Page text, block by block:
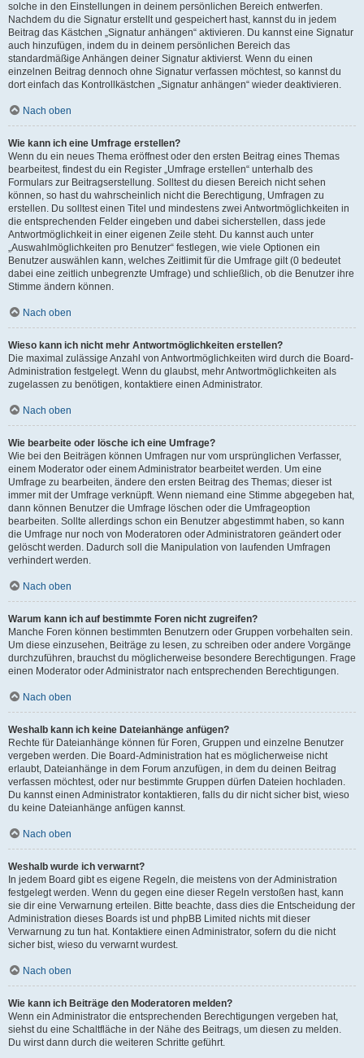
solche in den Einstellungen in deinem persönlichen Bereich entwerfen.
Nachdem du die Signatur erstellt und gespeichert hast, kannst du in jedem
Beitrag das Kästchen „Signatur anhängen“ aktivieren. Du kannst eine Signatur
auch hinzufügen, indem du in deinem persönlichen Bereich das
standardmäßige Anhängen deiner Signatur aktivierst. Wenn du einen
einzelnen Beitrag dennoch ohne Signatur verfassen möchtest, so kannst du
dort einfach das Kontrollkästchen „Signatur anhängen“ wieder deaktivieren.
Nach oben
Wie kann ich eine Umfrage erstellen?
Wenn du ein neues Thema eröffnest oder den ersten Beitrag eines Themas
bearbeitest, findest du ein Register „Umfrage erstellen“ unterhalb des
Formulars zur Beitragserstellung. Solltest du diesen Bereich nicht sehen
können, so hast du wahrscheinlich nicht die Berechtigung, Umfragen zu
erstellen. Du solltest einen Titel und mindestens zwei Antwortmöglichkeiten in
die entsprechenden Felder eingeben und dabei sicherstellen, dass jede
Antwortmöglichkeit in einer eigenen Zeile steht. Du kannst auch unter
„Auswahlmöglichkeiten pro Benutzer“ festlegen, wie viele Optionen ein
Benutzer auswählen kann, welches Zeitlimit für die Umfrage gilt (0 bedeutet
dabei eine zeitlich unbegrenzte Umfrage) und schließlich, ob die Benutzer ihre
Stimme ändern können.
Nach oben
Wieso kann ich nicht mehr Antwortmöglichkeiten erstellen?
Die maximal zulässige Anzahl von Antwortmöglichkeiten wird durch die Board-
Administration festgelegt. Wenn du glaubst, mehr Antwortmöglichkeiten als
zugelassen zu benötigen, kontaktiere einen Administrator.
Nach oben
Wie bearbeite oder lösche ich eine Umfrage?
Wie bei den Beiträgen können Umfragen nur vom ursprünglichen Verfasser,
einem Moderator oder einem Administrator bearbeitet werden. Um eine
Umfrage zu bearbeiten, ändere den ersten Beitrag des Themas; dieser ist
immer mit der Umfrage verknüpft. Wenn niemand eine Stimme abgegeben hat,
dann können Benutzer die Umfrage löschen oder die Umfrageoption
bearbeiten. Sollte allerdings schon ein Benutzer abgestimmt haben, so kann
die Umfrage nur noch von Moderatoren oder Administratoren geändert oder
gelöscht werden. Dadurch soll die Manipulation von laufenden Umfragen
verhindert werden.
Nach oben
Warum kann ich auf bestimmte Foren nicht zugreifen?
Manche Foren können bestimmten Benutzern oder Gruppen vorbehalten sein.
Um diese einzusehen, Beiträge zu lesen, zu schreiben oder andere Vorgänge
durchzuführen, brauchst du möglicherweise besondere Berechtigungen. Frage
einen Moderator oder Administrator nach entsprechenden Berechtigungen.
Nach oben
Weshalb kann ich keine Dateianhänge anfügen?
Rechte für Dateianhänge können für Foren, Gruppen und einzelne Benutzer
vergeben werden. Die Board-Administration hat es möglicherweise nicht
erlaubt, Dateianhänge in dem Forum anzufügen, in dem du deinen Beitrag
verfassen möchtest, oder nur bestimmte Gruppen dürfen Dateien hochladen.
Du kannst einen Administrator kontaktieren, falls du dir nicht sicher bist, wieso
du keine Dateianhänge anfügen kannst.
Nach oben
Weshalb wurde ich verwarnt?
In jedem Board gibt es eigene Regeln, die meistens von der Administration
festgelegt werden. Wenn du gegen eine dieser Regeln verstoßen hast, kann
sie dir eine Verwarnung erteilen. Bitte beachte, dass dies die Entscheidung der
Administration dieses Boards ist und phpBB Limited nichts mit dieser
Verwarnung zu tun hat. Kontaktiere einen Administrator, sofern du die nicht
sicher bist, wieso du verwarnt wurdest.
Nach oben
Wie kann ich Beiträge den Moderatoren melden?
Wenn ein Administrator die entsprechenden Berechtigungen vergeben hat,
siehst du eine Schaltfläche in der Nähe des Beitrags, um diesen zu melden.
Du wirst dann durch die weiteren Schritte geführt.